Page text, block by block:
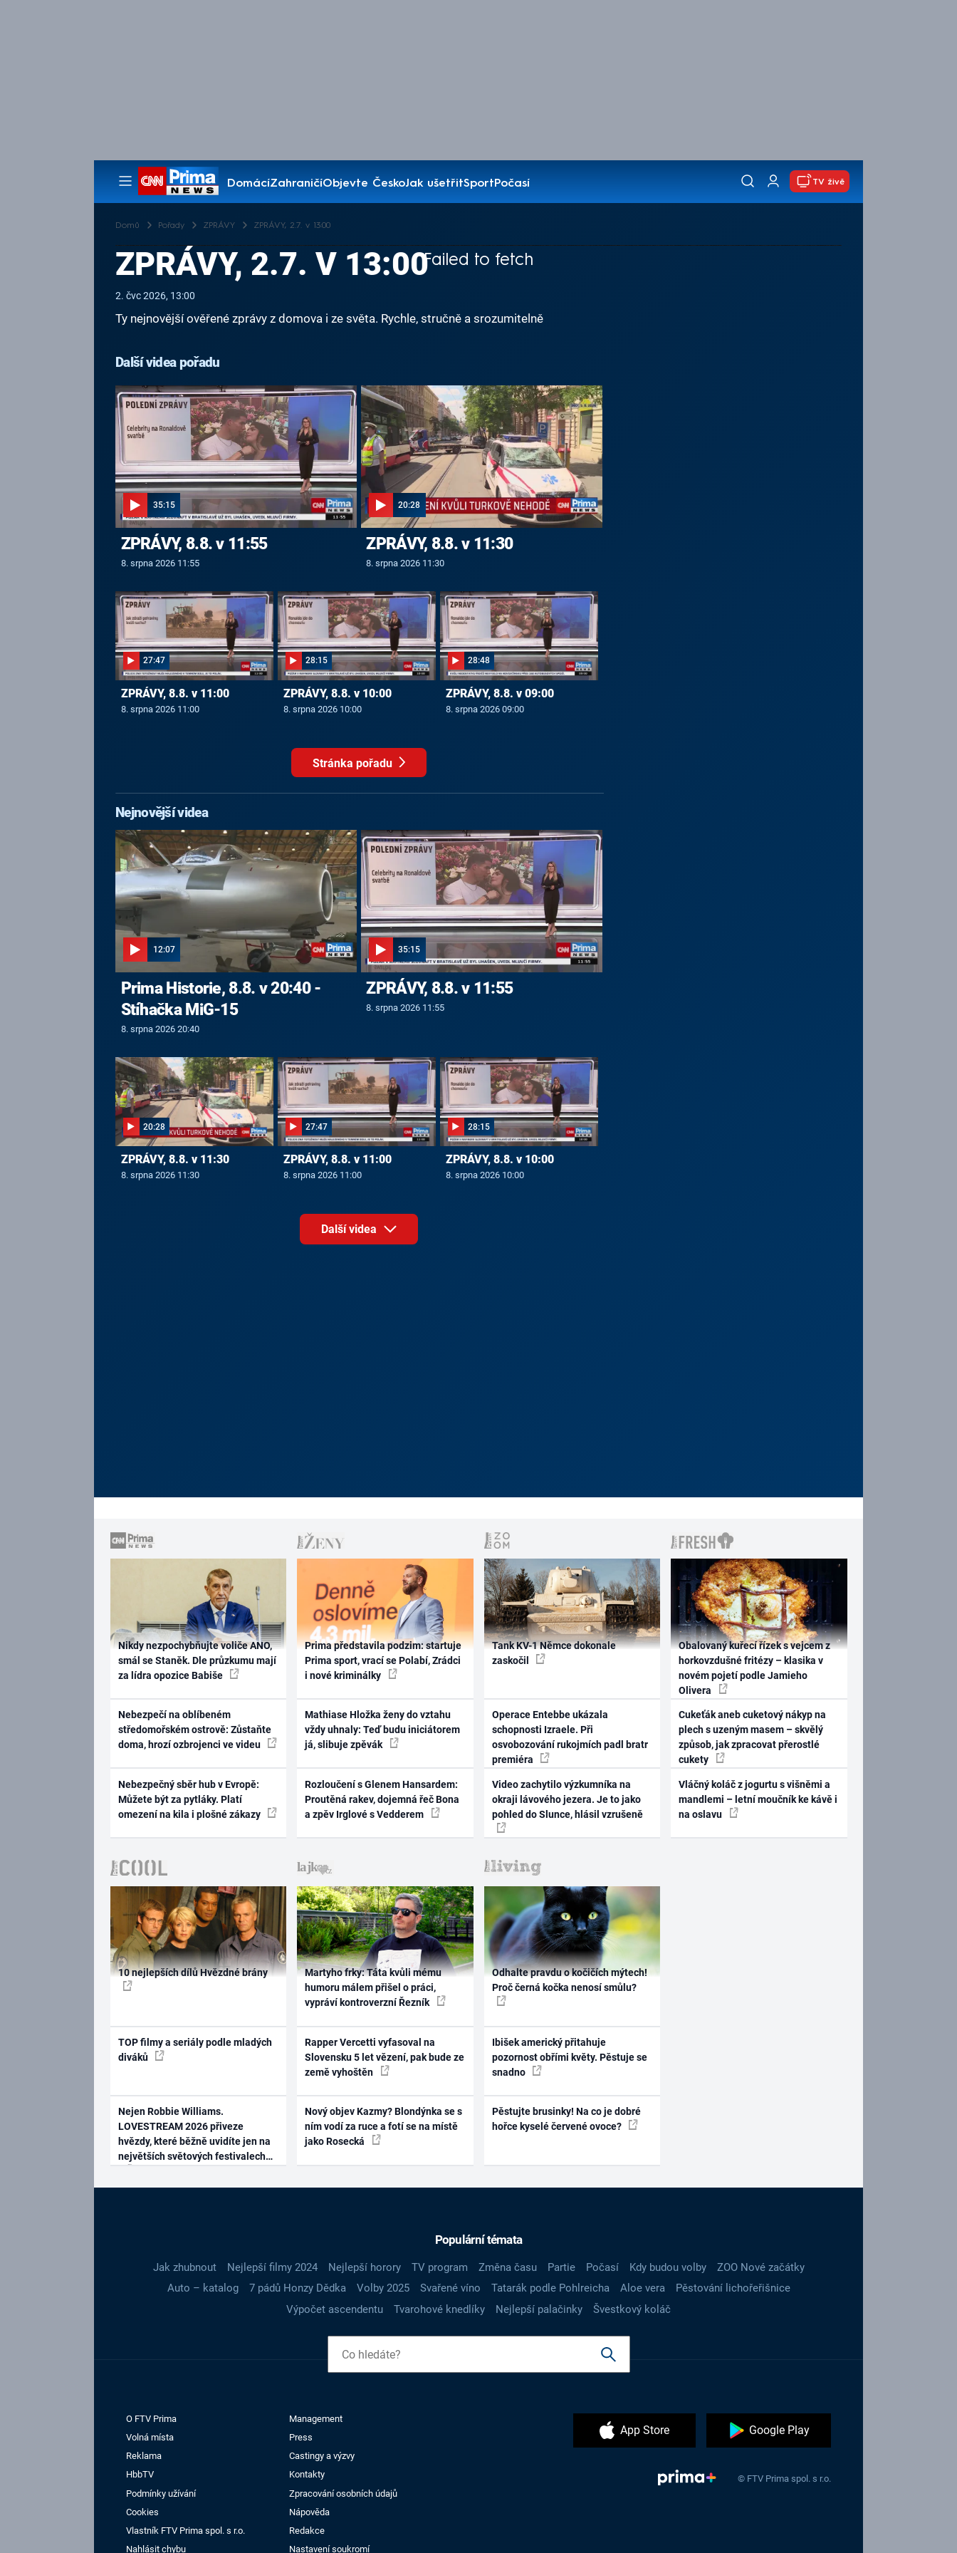
DomácíZahraničíObjevte ČeskoJak ušetřitSportPočasí
Pořady
TV živě
Domů Pořady ZPRÁVY ZPRÁVY, 2.7. v 13:00
Failed to fetch
ZPRÁVY, 2.7. V 13:00
2. čvc 2026, 13:00
Ty nejnovější ověřené zprávy z domova i ze světa. Rychle, stručně a srozumitelně
Další videa pořadu
35:15
ZPRÁVY, 8.8. v 11:55
8. srpna 2026 11:55
20:28
ZPRÁVY, 8.8. v 11:30
8. srpna 2026 11:30
27:47
ZPRÁVY, 8.8. v 11:00
8. srpna 2026 11:00
28:15
ZPRÁVY, 8.8. v 10:00
8. srpna 2026 10:00
28:48
ZPRÁVY, 8.8. v 09:00
8. srpna 2026 09:00
Stránka pořadu
Nejnovější videa
12:07
Prima Historie, 8.8. v 20:40 -
Stíhačka MiG-15
8. srpna 2026 20:40
35:15
ZPRÁVY, 8.8. v 11:55
8. srpna 2026 11:55
20:28
ZPRÁVY, 8.8. v 11:30
8. srpna 2026 11:30
27:47
ZPRÁVY, 8.8. v 11:00
8. srpna 2026 11:00
28:15
ZPRÁVY, 8.8. v 10:00
8. srpna 2026 10:00
Další videa
Nikdy nezpochybňujte voliče ANO,
smál se Staněk. Dle průzkumu mají
za lídra opozice Babiše
Nebezpečí na oblíbeném
středomořském ostrově: Zůstaňte
doma, hrozí ozbrojenci ve videu
Nebezpečný sběr hub v Evropě:
Můžete být za pytláky. Platí
omezení na kila i plošné zákazy
Prima představila podzim: startuje
Prima sport, vrací se Polabí, Zrádci
i nové kriminálky
Mathiase Hložka ženy do vztahu
vždy uhnaly: Teď budu iniciátorem
já, slibuje zpěvák
Rozloučení s Glenem Hansardem:
Proutěná rakev, dojemná řeč Bona
a zpěv Irglové s Vedderem
Tank KV-1 Němce dokonale
zaskočil
Operace Entebbe ukázala
schopnosti Izraele. Při
osvobozování rukojmích padl bratr
premiéra
Video zachytilo výzkumníka na
okraji lávového jezera. Je to jako
pohled do Slunce, hlásil vzrušeně
Obalovaný kuřecí řízek s vejcem z
horkovzdušné fritézy – klasika v
novém pojetí podle Jamieho
Olivera
Cukeťák aneb cuketový nákyp na
plech s uzeným masem – skvělý
způsob, jak zpracovat přerostlé
cukety
Vláčný koláč z jogurtu s višněmi a
mandlemi – letní moučník ke kávě i
na oslavu
10 nejlepších dílů Hvězdné brány
TOP filmy a seriály podle mladých
diváků
Nejen Robbie Williams.
LOVESTREAM 2026 přiveze
hvězdy, které běžně uvidíte jen na
největších světových festivalech
Martyho frky: Táta kvůli mému
humoru málem přišel o práci,
vypráví kontroverzní Řezník
Rapper Vercetti vyfasoval na
Slovensku 5 let vězení, pak bude ze
země vyhoštěn
Nový objev Kazmy? Blondýnka se s
ním vodí za ruce a fotí se na místě
jako Rosecká
Odhalte pravdu o kočičích mýtech!
Proč černá kočka nenosí smůlu?
Ibišek americký přitahuje
pozornost obřími květy. Pěstuje se
snadno
Pěstujte brusinky! Na co je dobré
hořce kyselé červené ovoce?
Populární témata
Jak zhubnout Nejlepší filmy 2024 Nejlepší horory TV program Změna času Partie Počasí Kdy budou volby
ZOO Nové začátky
Auto – katalog
7 pádů Honzy Dědka Volby 2025 Svařené víno Tatarák podle Pohlreicha Aloe vera
Pěstování lichořeřišnice
Výpočet ascendentu
Tvarohové knedlíky Nejlepší palačinky Švestkový koláč
O FTV Prima
Management
Volná místa
Press
Reklama
Castingy a výzvy
HbbTV
Kontakty
Podmínky užívání
Zpracování osobních údajů
Cookies
Nápověda
Vlastník FTV Prima spol. s r.o.
Redakce
Nahlásit chybu
Nastavení soukromí
App Store Google Play
© FTV Prima spol. s r.o.